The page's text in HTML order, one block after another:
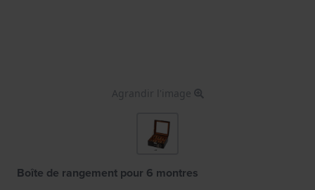
Agrandir l'image
Boîte de rangement pour 6 montres